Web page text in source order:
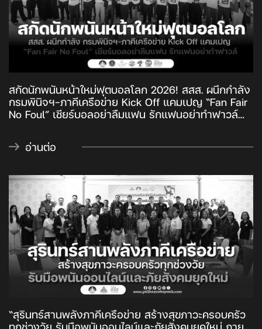
สกัดนักพนันหน้าใหม่ฟุตบอลโลก 2026! สสส. ผนึกกำลัง
กรมพินิจฯ-ภาคีเครือข่าย Kick Off แคมเปญ “Fan Fair
No Foul” เชียร์บอลอย่าลืมแฟน รักแฟนอย่าทำฟาวล์
ไทยพุ่งเกิน 5 ล้านคน 34% เป็นเด็กและเยาวชน เร่ง
สร้างภูมิคุ้มกันเด็กและเยาวชน ลดความเสี่ยงความ
อ่านต่อ
“สุรินทร์สานพลังภาคีเครือข่าย สร้างสุขภาวะครอบครัว